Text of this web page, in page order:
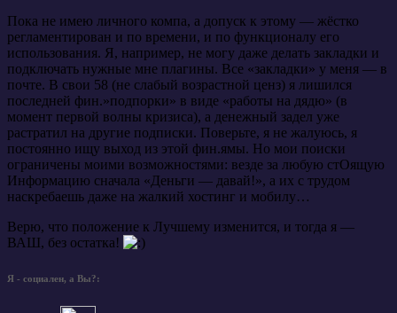
Пока не имею личного компа, а допуск к этому — жёстко
регламентирован и по времени, и по функционалу его
использования. Я, например, не могу даже делать закладки и
подключать нужные мне плагины. Все «закладки» у меня — в
почте. В свои 58 (не слабый возрастной ценз) я лишился
последней фин.»подпорки» в виде «работы на дядю» (в
момент первой волны кризиса), а денежный задел уже
растратил на другие подписки. Поверьте, я не жалуюсь, я
постоянно ищу выход из этой фин.ямы. Но мои поиски
ограничены моими возможностями: везде за любую стОящую
Информацию сначала «Деньги — давай!», а их с трудом
наскребаешь даже на жалкий хостинг и мобилу…
Верю, что положение к Лучшему изменится, и тогда я —
ВАШ, без остатка!
Я - социален, а Вы?: